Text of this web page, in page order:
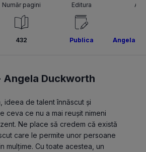
Număr pagini
432
Editura
Publica Angela
Angela Duckworth
ideea de talent înnăscut și
ceva ce nu a mai reușit nimeni
Ne place să credem că există
care le permite unor persoane
mulțime. Cu toate acestea, un